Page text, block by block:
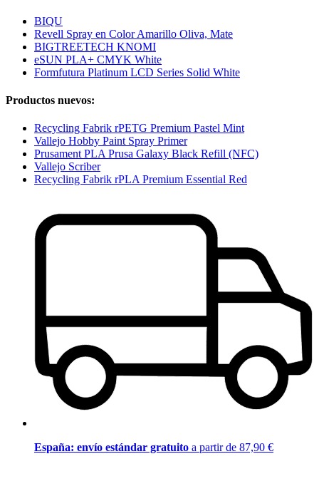
BIQU
Revell Spray en Color Amarillo Oliva, Mate
BIGTREETECH KNOMI
eSUN PLA+ CMYK White
Formfutura Platinum LCD Series Solid White
Productos nuevos:
Recycling Fabrik rPETG Premium Pastel Mint
Vallejo Hobby Paint Spray Primer
Prusament PLA Prusa Galaxy Black Refill (NFC)
Vallejo Scriber
Recycling Fabrik rPLA Premium Essential Red
España: envío estándar gratuito a partir de 87,90 €